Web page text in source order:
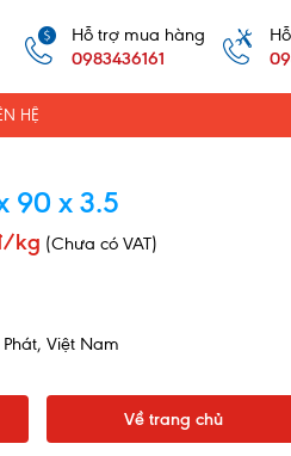
Hỗ trợ mua hàng
0983436161
HỆ
90 x 3.5
kg (Chưa có VAT)
Việt Nam
Về trang chủ